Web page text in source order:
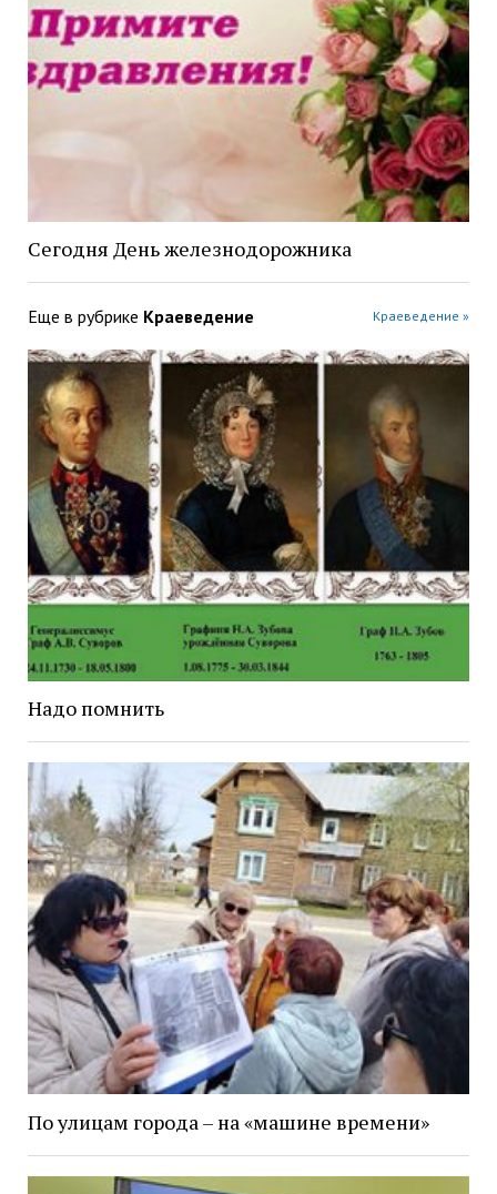
Сегодня День железнодорожника
Еще в рубрике Краеведение Краеведение »
Надо помнить
По улицам города – на «машине времени»